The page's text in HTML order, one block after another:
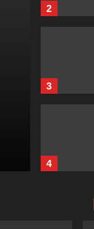
pillole
2
Redazione
2
3
4